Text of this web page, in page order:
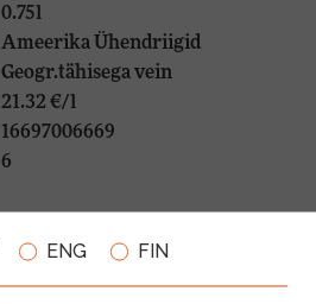
ENG FIN
0.75l
Ameerika Ühendriigid
Geogr.tähisega vein
21.32 €/l
16697006669
6